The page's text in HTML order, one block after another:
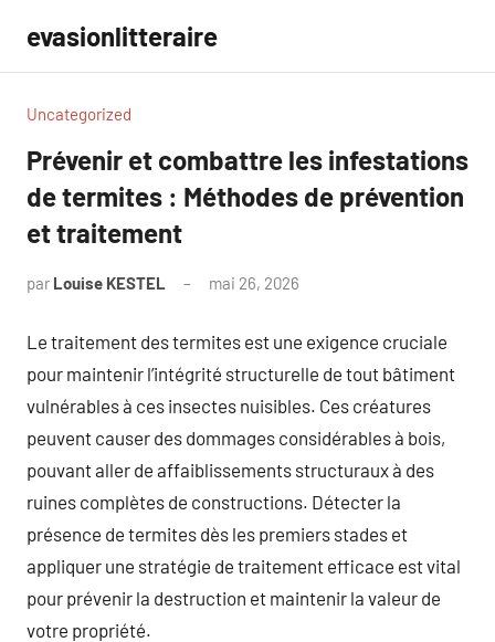
contenu
evasionlitteraire
Uncategorized
Prévenir et combattre les infestations
de termites : Méthodes de prévention
et traitement
par Louise KESTEL mai 26, 2026
Le traitement des termites est une exigence cruciale
pour maintenir l’intégrité structurelle de tout bâtiment
vulnérables à ces insectes nuisibles. Ces créatures
peuvent causer des dommages considérables à bois,
pouvant aller de affaiblissements structuraux à des
ruines complètes de constructions. Détecter la
présence de termites dès les premiers stades et
appliquer une stratégie de traitement efficace est vital
pour prévenir la destruction et maintenir la valeur de
votre propriété.